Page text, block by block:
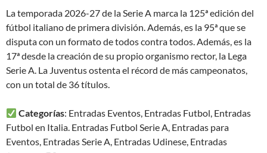
La temporada 2026-27 de la Serie A marca la 125ª edición del
fútbol italiano de primera división. Además, es la 95ª que se
disputa con un formato de todos contra todos. Además, es la
17ª desde la creación de su propio organismo rector, la Lega
Serie A. La Juventus ostenta el récord de más campeonatos,
con un total de 36 títulos.
Categorías: Entradas Eventos, Entradas Futbol, Entradas
Futbol en Italia. Entradas Futbol Serie A, Entradas para
Eventos, Entradas Serie A, Entradas Udinese, Entradas